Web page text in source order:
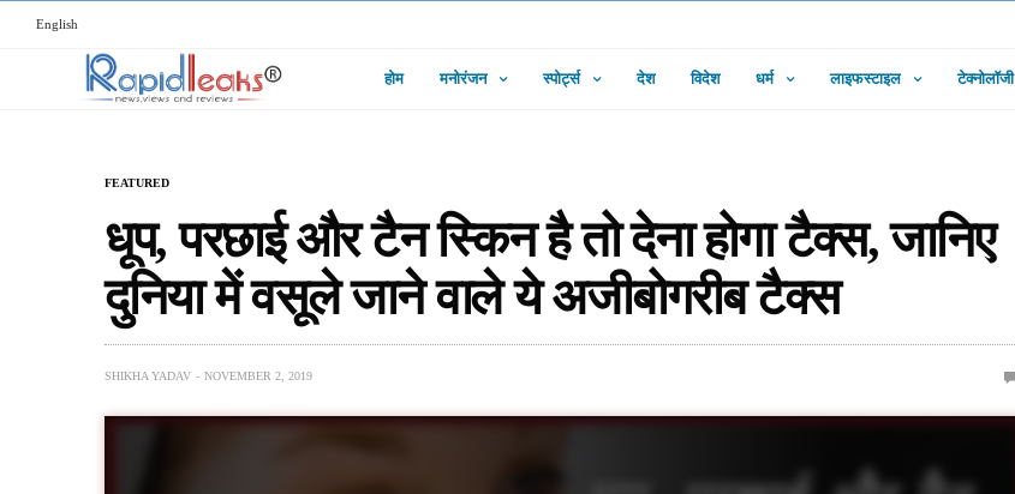
English
होम मनोरंजन स्पोर्ट्स देश विदेश धर्म लाइफस्टाइल टेक्नोलॉजी
FEATURED
धूप, परछाई और टैन स्किन है तो देना होगा टैक्स, जानिए
दुनिया में वसूले जाने वाले ये अजीबोगरीब टैक्स
SHIKHA YADAV NOVEMBER 2, 2019